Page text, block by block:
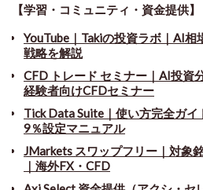
【学習・コミュニティ・資金提供】
YouTube｜Takiの投資ラボ｜AI
戦略を解説
CFD トレード セミナー ｜ AI投資
経験者向けCFDセミナー
Tick Data Suite ｜ 使い方完全ガ
9％設定マニュアル
JMarkets スワップフリー ｜ 対象
｜海外FX・CFD